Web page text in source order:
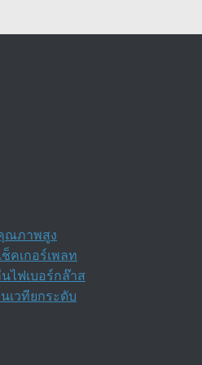
คุณภาพสูง
คเกอร์เพลท
ไฟเบอร์กล๊าส
เวทียกระดับ